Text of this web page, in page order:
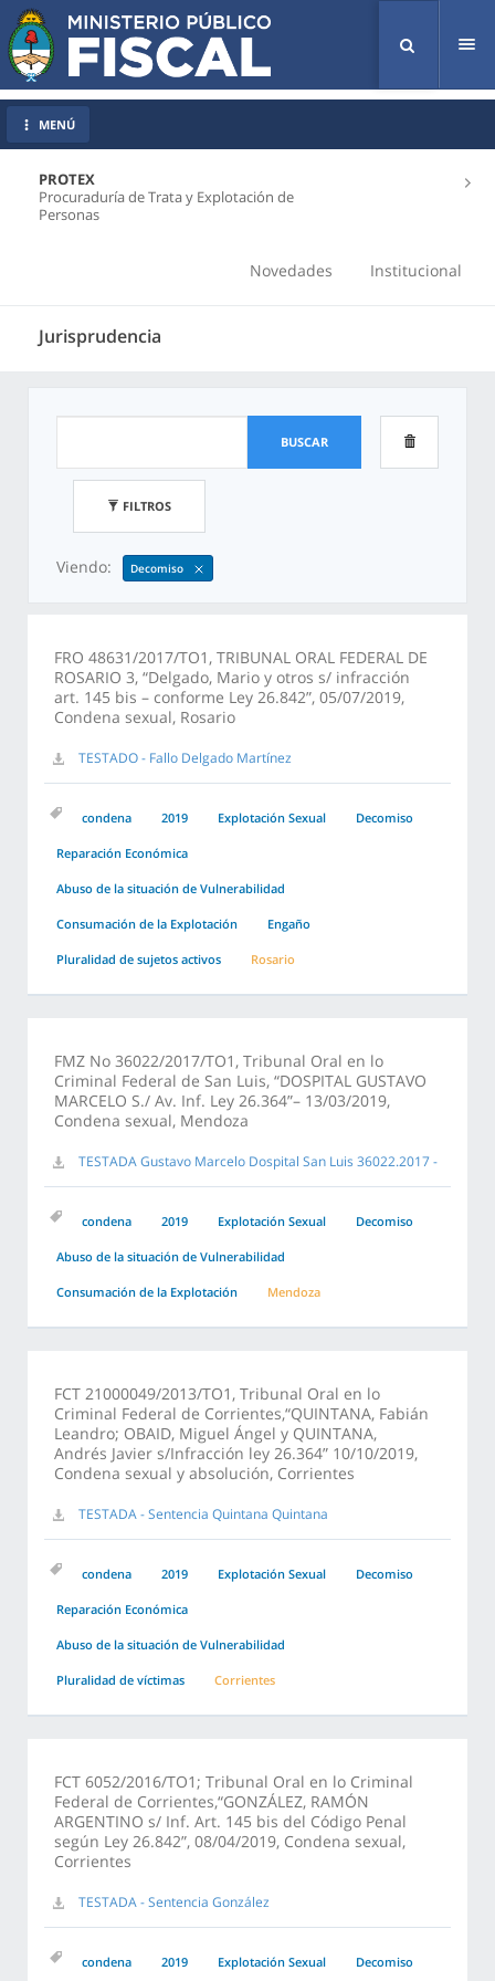
PROTEX
Procuraduría de Trata y Explotación de
Personas
Novedades Institucional
Jurisprudencia
MENÚ
BUSCAR
FILTROS
Viendo: Decomiso
FRO 48631/2017/TO1, TRIBUNAL ORAL FEDERAL DE
ROSARIO 3, “Delgado, Mario y otros s/ infracción
art. 145 bis – conforme Ley 26.842”, 05/07/2019,
Condena sexual, Rosario
TESTADO - Fallo Delgado Martínez
condena 2019 Explotación Sexual Decomiso
Reparación Económica
Abuso de la situación de Vulnerabilidad
Consumación de la Explotación Engaño
Pluralidad de sujetos activos Rosario
FMZ No 36022/2017/TO1, Tribunal Oral en lo
Criminal Federal de San Luis, “DOSPITAL GUSTAVO
MARCELO S./ Av. Inf. Ley 26.364”– 13/03/2019,
Condena sexual, Mendoza
TESTADA Gustavo Marcelo Dospital San Luis 36022.2017 -
condena 2019 Explotación Sexual Decomiso
Abuso de la situación de Vulnerabilidad
Consumación de la Explotación Mendoza
FCT 21000049/2013/TO1, Tribunal Oral en lo
Criminal Federal de Corrientes,“QUINTANA, Fabián
Leandro; OBAID, Miguel Ángel y QUINTANA,
Andrés Javier s/Infracción ley 26.364” 10/10/2019,
Condena sexual y absolución, Corrientes
TESTADA - Sentencia Quintana Quintana
condena 2019 Explotación Sexual Decomiso
Reparación Económica
Abuso de la situación de Vulnerabilidad
Pluralidad de víctimas Corrientes
FCT 6052/2016/TO1; Tribunal Oral en lo Criminal
Federal de Corrientes,“GONZÁLEZ, RAMÓN
ARGENTINO s/ Inf. Art. 145 bis del Código Penal
según Ley 26.842”, 08/04/2019, Condena sexual,
Corrientes
TESTADA - Sentencia González
condena 2019 Explotación Sexual Decomiso